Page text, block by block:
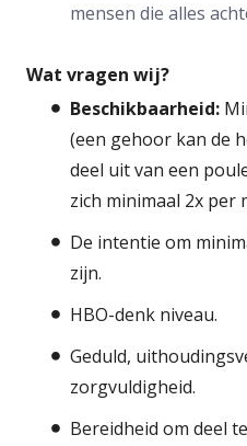
mensen die alles
Wat vragen wij?
Beschikbaarheid:
(een gehoor kan de
deel uit van een
zich minimaal 2x per
De intentie om
zijn.
HBO-denk niveau.
Geduld,
zorgvuldigheid.
Bereidheid om deel